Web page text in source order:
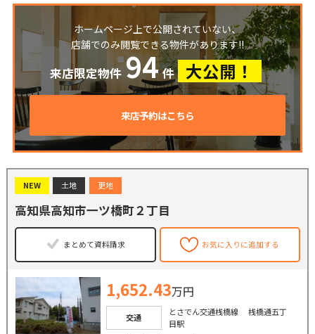
ホームページ上で公開されていない、
店舗でのみ閲覧できる物件があります!!
来店限定物件 94 件 大公開！
来店予約はこちら
NEW 土地 更地
高知県高知市一ツ橋町２丁目
まとめて資料請求 お気に入りに追加する
1,652.43万円
交通
とさでん交通桟橋線 桟橋通五丁
目駅